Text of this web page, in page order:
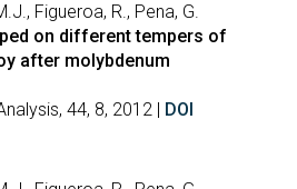
Figueroa, R., Pena, G.
on different tempers of
after molybdenum
44, 8, 2012 | DOI